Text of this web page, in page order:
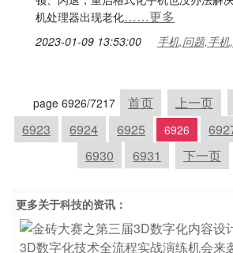
机处理器出现老化……更多
2023-01-09 13:53:00 手机,问题,手
page 6926/7217 首页 上一页
6923
6924 6925 6926
6930
6931 下一页
更多关于科技的资讯：